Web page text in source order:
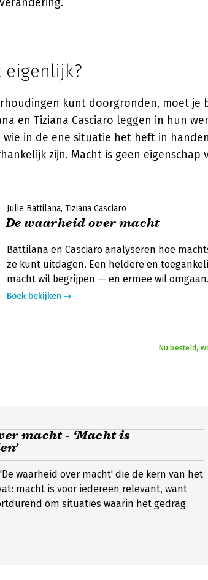
eigenlijk?
kunt doorgronden, moet je
en Tiziana Casciaro leggen in hun
in de ene situatie het heft in
zijn. Macht is geen eigenschap
Julie Battilana Tiziana Casciaro
De waarheid over macht
Battilana en Casciaro analyseren hoe
ze kunt uitdagen. Een heldere en
macht wil begrijpen — en ermee wil omgaan.
Boek bekijken
Nu besteld,
macht - ‘Macht is
waarheid over macht' die de kern van het
macht is voor iedereen relevant, want
om situaties waarin het gedrag